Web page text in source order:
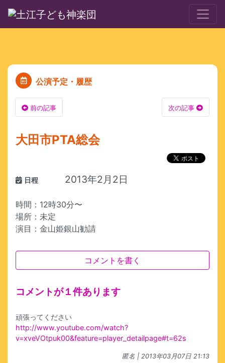
公演予定・履歴
前の記事 次の記事
大田市PTA総会
日程 2013年2月2日
時間：12時30分〜
場所：未定
演目：金山姫銀山勧請
コメントを書く
コメントが１件あります
頑張ってください
http://www.youtube.com/watch?
v=xveVOtpuk00&feature=player_detailpage#t=62s
匿名 | 2013年03月07日 21:13